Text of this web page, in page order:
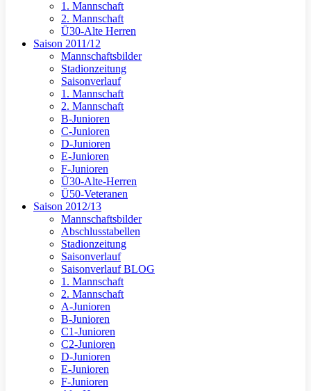
1. Mannschaft
2. Mannschaft
Ü30-Alte Herren
Saison 2011/12
Mannschaftsbilder
Stadionzeitung
Saisonverlauf
1. Mannschaft
2. Mannschaft
B-Junioren
C-Junioren
D-Junioren
E-Junioren
F-Junioren
Ü30-Alte-Herren
Ü50-Veteranen
Saison 2012/13
Mannschaftsbilder
Abschlusstabellen
Stadionzeitung
Saisonverlauf
Saisonverlauf BLOG
1. Mannschaft
2. Mannschaft
A-Junioren
B-Junioren
C1-Junioren
C2-Junioren
D-Junioren
E-Junioren
F-Junioren